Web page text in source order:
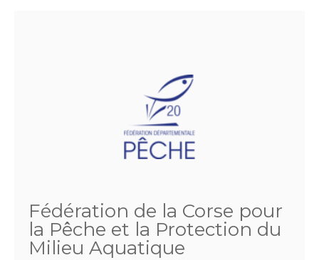
Fédération de la Corse pour
la Pêche et la Protection du
Milieu Aquatique